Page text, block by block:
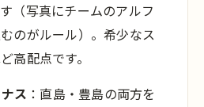
（写真にチームのアルフ
のがルール）。希少なス
高配点です。
ス ：直島・豊島の両方を